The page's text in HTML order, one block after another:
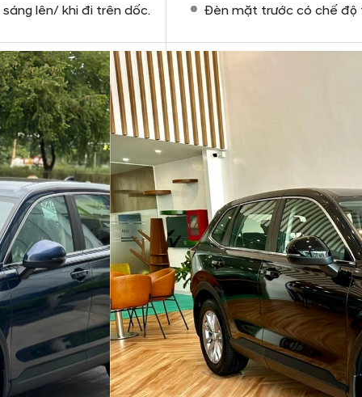
lên/ khi đi trên dốc. Đèn mặt trước có chế độ